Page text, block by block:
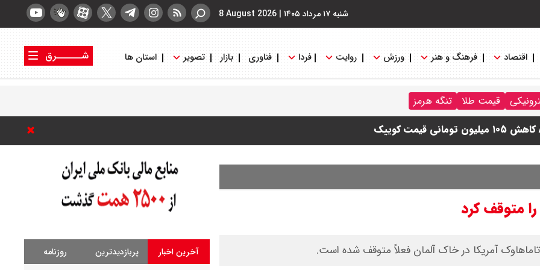
شنبه ۱۷ مرداد ۱۴۰۵ |
8 August 2026
اقتصاد فرهنگ و هنر ورزش روایت فردا فناوری بازار تصویر استان ها
شــــــرق
قیمت طلا
تنگه هرمز
متوقف کرد
آمریکا در خاک آلمان فعلاً متوقف شده است. آخرین اخبار پربازدیدترین روزنامه